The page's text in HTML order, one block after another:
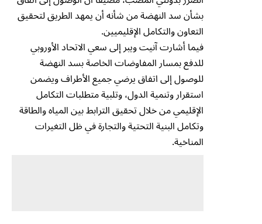
بشأن سد النهضة من شأنه أن يمهد الطريق لتحقيق
التعاون والتكامل الإقليميين.
فيما أشارت آنيت ويبر إلى سعي الاتحاد الأوروبي
للدفع بمسار المفاوضات الخاصة بسد النهضة
للوصول إلى اتفاق يرضي جميع الأطراف ويضمن
استقرار وتنمية الدول، وتلبية متطلبات التكامل
الإقليمي من خلال تحقيق الترابط بين المياه والطاقة
وتكامل البنية التحتية والتجارة في ظل التغيرات
المناخية.